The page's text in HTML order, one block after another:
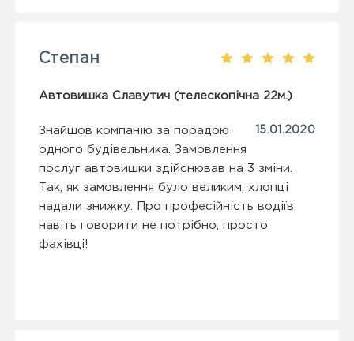
Степан
Автовишка Славутич (телескопічна 22м.)
15.01.2020
Знайшов компанію за порадою
одного будівельника. Замовлення
послуг автовишки здійснював на 3 зміни.
Так, як замовлення було великим, хлопці
надали знижку. Про професійність водіїв
навіть говорити не потрібно, просто
фахівці!